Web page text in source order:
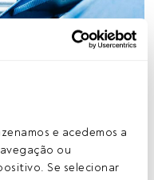
e acedemos a
ou
Se selecionar